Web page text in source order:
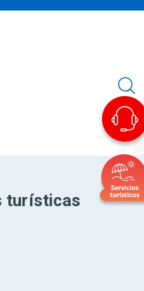
turísticas